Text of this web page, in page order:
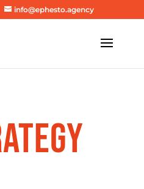
info@ephesto.agency